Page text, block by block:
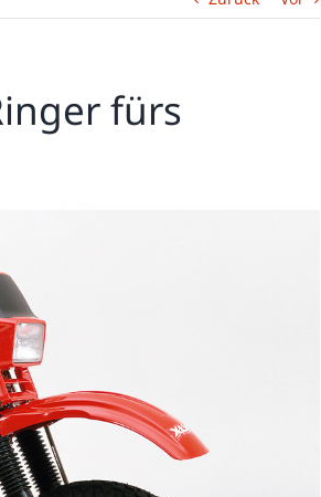
fürs